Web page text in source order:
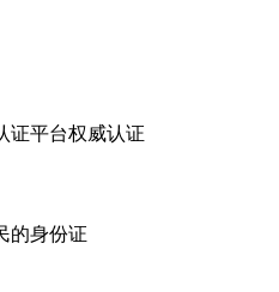
证平台权威认证
的身份证